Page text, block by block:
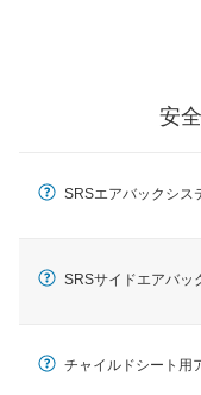
安
SRSエアバックシス
SRSサイドエアバッ
チャイルドシート用